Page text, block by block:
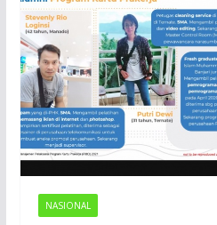
NASIONAL